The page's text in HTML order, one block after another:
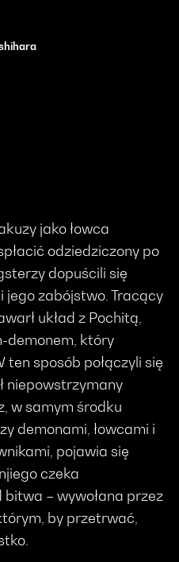
jako łowca
odziedziczony po
dopuścili się
jego zabójstwo. Tracący
układ z Pochitą,
demonem, który
ten sposób połączyli się
niepowstrzymany
w samym środku
demonami, łowcami i
pojawia się
czeka
– wywołana przez
by przetrwać,